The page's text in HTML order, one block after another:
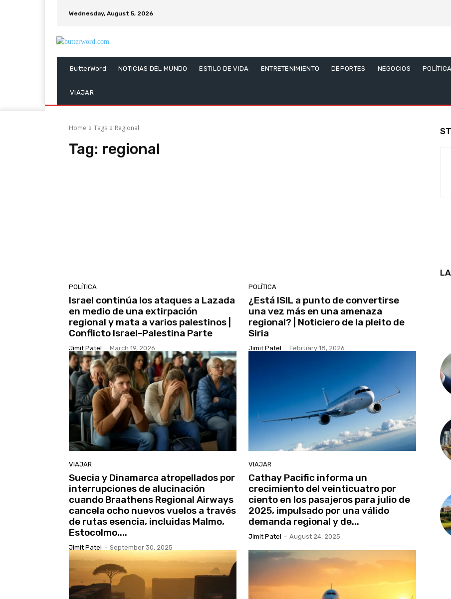
Wednesday, August 5, 2026
ButterWord NOTICIAS DEL MUNDO ESTILO DE VIDA ENTRETENIMIENTO DEPORTES NEGOCIOS POLÍTICA
VIAJAR
Home Tags Regional
Tag: regional
POLÍTICA
Israel continúa los ataques a Lazada
en medio de una extirpación
regional y mata a varios palestinos |
Conflicto Israel-Palestina Parte
Jimit Patel - March 19, 2026
POLÍTICA
¿Está ISIL a punto de convertirse
una vez más en una amenaza
regional? | Noticiero de la pleito de
Siria
Jimit Patel - February 18, 2026
VIAJAR
Suecia y Dinamarca atropellados por
interrupciones de alucinación
cuando Braathens Regional Airways
cancela ocho nuevos vuelos a través
de rutas esencia, incluidas Malmo,
Estocolmo,...
Jimit Patel - September 30, 2025
VIAJAR
Cathay Pacific informa un
crecimiento del veinticuatro por
ciento en los pasajeros para julio de
2025, impulsado por una válido
demanda regional y de...
Jimit Patel - August 24, 2025